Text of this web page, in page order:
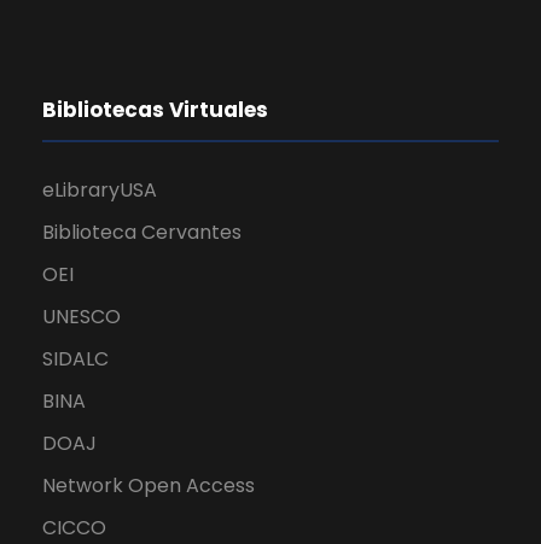
Bibliotecas Virtuales
eLibraryUSA
Biblioteca Cervantes
OEI
UNESCO
SIDALC
BINA
DOAJ
Network Open Access
CICCO